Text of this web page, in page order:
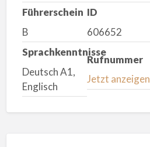
Führerschein
B
ID
606652
Sprachkenntnisse
Deutsch A1,
Englisch
Rufnummer
Jetzt anzeigen